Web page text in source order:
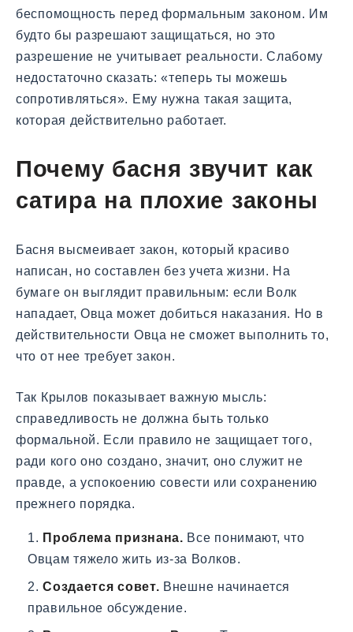
беспомощность перед формальным законом. Им
будто бы разрешают защищаться, но это
разрешение не учитывает реальности. Слабому
недостаточно сказать: «теперь ты можешь
сопротивляться». Ему нужна такая защита,
которая действительно работает.
Почему басня звучит как
сатира на плохие законы
Басня высмеивает закон, который красиво
написан, но составлен без учета жизни. На
бумаге он выглядит правильным: если Волк
нападает, Овца может добиться наказания. Но в
действительности Овца не сможет выполнить то,
что от нее требует закон.
Так Крылов показывает важную мысль:
справедливость не должна быть только
формальной. Если правило не защищает того,
ради кого оно создано, значит, оно служит не
правде, а успокоению совести или сохранению
прежнего порядка.
Проблема признана. Все понимают, что
Овцам тяжело жить из-за Волков.
Создается совет. Внешне начинается
правильное обсуждение.